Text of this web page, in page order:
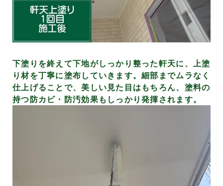
下塗りを終えて下地がしっかり整った軒天に、上塗
り材を丁寧に塗布していきます。細部までムラなく
仕上げることで、美しい見た目はもちろん、塗料の
持つ防カビ・防汚効果もしっかり発揮されます。